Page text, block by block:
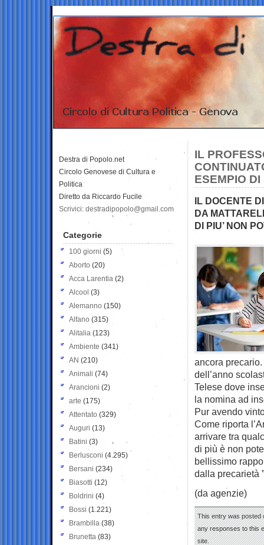
IL
ESEMPIO DI
IL DOCENTE
DA
DI PIU’ NON
ancora
dell’anno
Telese dove
la nomina ad
Pur avendo
Come riporta
arrivare tra
di più è non
bellissimo
dalla precarietà
(da agenzie)
This entry was posted
any responses to this
site.
Destra di Popolo.net
Circolo Genovese di Cultura e
Politica
Diretto da Riccardo Fucile
Scrivici: destradipopolo@gmail.com
Categorie
100 giorni (5)
Aborto (20)
Acca Larentia (2)
Alcool (3)
Alemanno (150)
Alfano (315)
Alitalia (123)
Ambiente (341)
AN (210)
Animali (74)
Arancioni (2)
arte (175)
Attentato (329)
Auguri (13)
Batini (3)
Berlusconi (4.295)
Bersani (234)
Biasotti (12)
Boldrini (4)
Bossi (1.221)
Brambilla (38)
Brunetta (83)